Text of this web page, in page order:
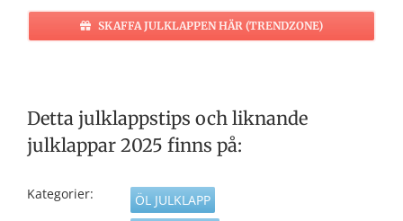
SKAFFA JULKLAPPEN HÄR (TRENDZONE)
Detta julklappstips och liknande
julklappar 2025 finns på:
Kategorier: ÖL JULKLAPP